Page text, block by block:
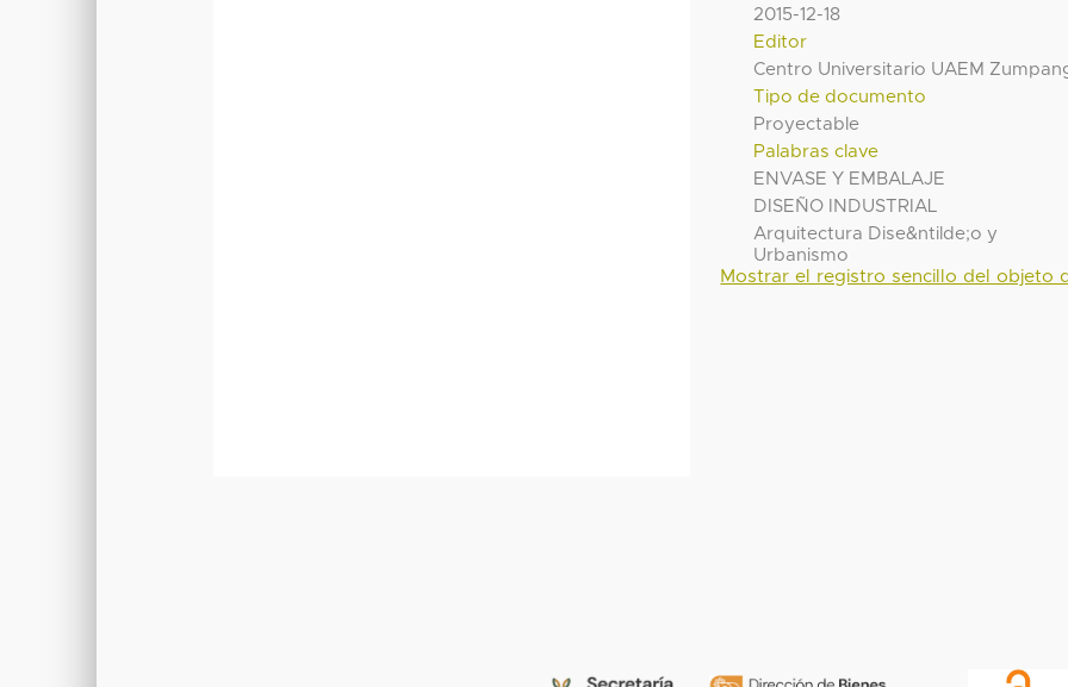
2015-12-18
Editor
Centro Universitario UAEM
Tipo de documento
Proyectable
Palabras clave
ENVASE Y EMBALAJE
DISEÑO INDUSTRIAL
Arquitectura Dise&ntilde;o y
Urbanismo
Mostrar el registro sencillo del objeto